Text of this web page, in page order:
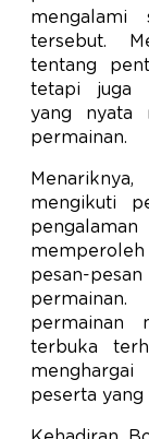
mengalami
tersebut.
tentang
tetapi juga
yang nyata
permainan.
mengikuti
pesan-
permainan
terbuka
peserta yang